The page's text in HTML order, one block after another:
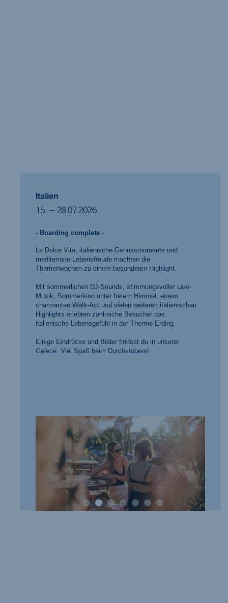
Italien
15. – 28.07.2026
- Boarding complete -
La Dolce Vita, italienische Genussmomente und
mediterrane Lebensfreude machten die
Themenwochen zu einem besonderen Highlight.
Mit sommerlichen DJ-Sounds, stimmungsvoller Live-
Musik, Sommerkino unter freiem Himmel, einem
charmanten Walk-Act und vielen weiteren italienischen
Highlights erlebten zahlreiche Besucher das
italienische Lebensgefühl in der Therme Erding.
Einige Eindrücke und Bilder findest du in unserer
Galerie. Viel Spaß beim Durchstöbern!